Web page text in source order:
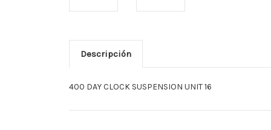
Descripción
400 DAY CLOCK SUSPENSION UNIT 16